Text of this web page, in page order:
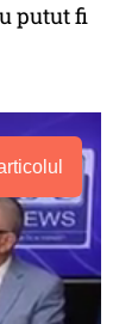
putut fi